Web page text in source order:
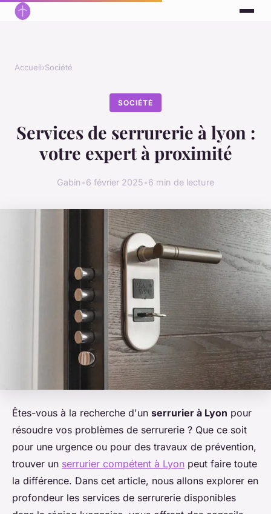
Accueil›Société
SOCIÉTÉ
Services de serrurerie à lyon :
votre expert à proximité
Gabin•6 février 2025•6 min de lecture
Êtes-vous à la recherche d'un serrurier à Lyon pour
résoudre vos problèmes de serrurerie ? Que ce soit
pour une urgence ou pour des travaux de prévention,
trouver un serrurier compétent à Lyon peut faire toute
la différence. Dans cet article, nous allons explorer en
profondeur les services de serrurerie disponibles